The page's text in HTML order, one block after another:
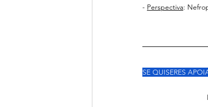
- Perspectiva:
SE QUISERES